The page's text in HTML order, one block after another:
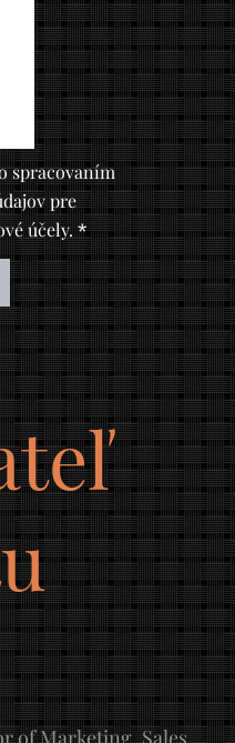
spracovaním
pre
účely.
of Marketing, Sales